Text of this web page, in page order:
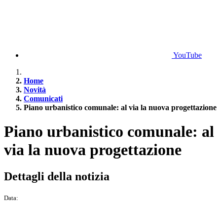
YouTube
Home
Novità
Comunicati
Piano urbanistico comunale: al via la nuova progettazione
Piano urbanistico comunale: al
via la nuova progettazione
Dettagli della notizia
Data: